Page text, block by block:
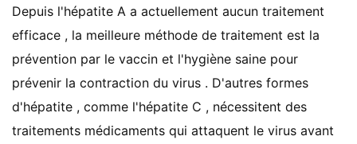
Depuis l'hépatite A a actuellement aucun traitement
efficace , la meilleure méthode de traitement est la
prévention par le vaccin et l'hygiène saine pour
prévenir la contraction du virus . D'autres formes
d'hépatite , comme l'hépatite C , nécessitent des
traitements médicaments qui attaquent le virus avant